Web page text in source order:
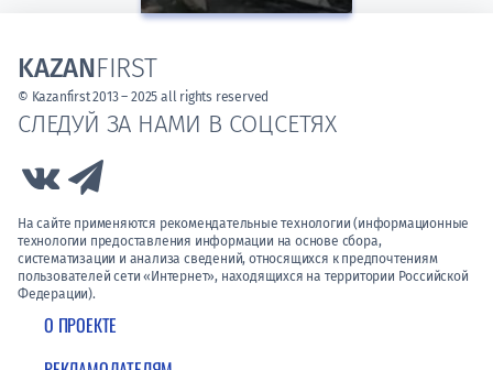
О ПРОЕКТЕ
СЛЕДУЙ ЗА НАМИ В СОЦСЕТЯХ
Link to Vk
На сайте применяются рекомендательные технологии (информационные
технологии предоставления информации на основе сбора,
систематизации и анализа сведений, относящихся к предпочтениям
пользователей сети «Интернет», находящихся на территории Российской
Федерации).
KAZANFIRST
© Kazanfirst 2013 – 2025 all rights reserved